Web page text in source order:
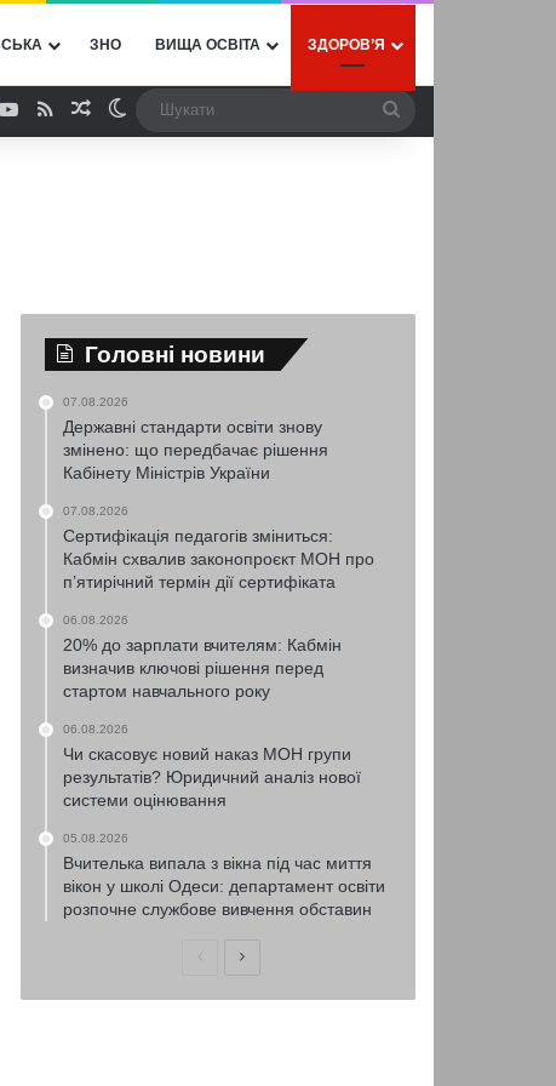
ЗНО ВИЩА ОСВІТА ЗДОРОВ’Я
YouTube
RSSВипадкова стаття
Switch skin
Головні новини
07.08.2026
Державні стандарти освіти знову
змінено: що передбачає рішення
Кабінету Міністрів України
07.08.2026
Сертифікація педагогів зміниться:
Кабмін схвалив законопроєкт МОН про
п’ятирічний термін дії сертифіката
06.08.2026
20% до зарплати вчителям: Кабмін
визначив ключові рішення перед
стартом навчального року
06.08.2026
Чи скасовує новий наказ МОН групи
результатів? Юридичний аналіз нової
системи оцінювання
05.08.2026
Вчителька випала з вікна під час миття
вікон у школі Одеси: департамент освіти
розпочне службове вивчення обставин
ПопередняНаступна